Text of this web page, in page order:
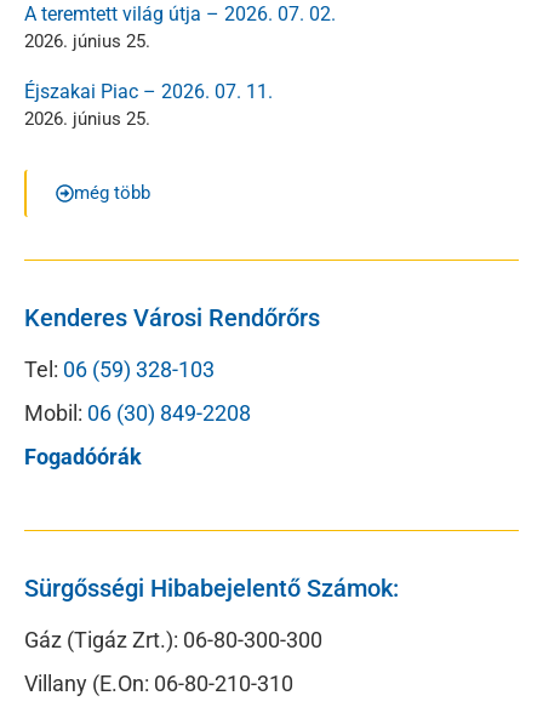
A teremtett világ útja – 2026. 07. 02.
2026. június 25.
Éjszakai Piac – 2026. 07. 11.
2026. június 25.
még több
Kenderes Városi Rendőrőrs
Tel: 06 (59) 328-103
Mobil: 06 (30) 849-2208
Fogadóórák
Sürgősségi Hibabejelentő Számok:
Gáz (Tigáz Zrt.): 06-80-300-300
Villany (E.On: 06-80-210-310